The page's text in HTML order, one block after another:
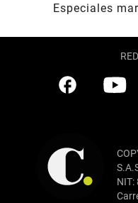
Especiales
NIT: